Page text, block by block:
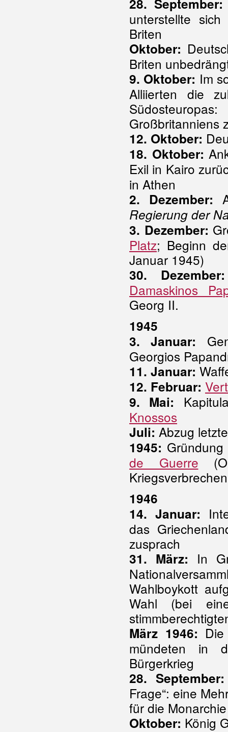
28. September:
unterstellte
Briten
Oktober:
Briten
9. Oktober: Im
Alliierten die
Großbritanniens
12. Oktober:
18. Oktober:
Exil in Kairo
in Athen
2. Dezember:
Regierung der
3. Dezember:
Platz; Beginn
Januar 1945)
30. Dezember:
Damaskinos
Georg II.
1945
3. Januar:
Georgios
11. Januar:
12. Februar:
9. Mai:
Knossos
Juli: Abzug
1945:
de Guerre
Kriegsverbrechen
1946
14. Januar:
das
zusprach
31. März: In
Wahlboykott
Wahl (bei
März 1946:
mündeten in
Bürgerkrieg
28. September:
Frage“: eine
für die
Oktober: König